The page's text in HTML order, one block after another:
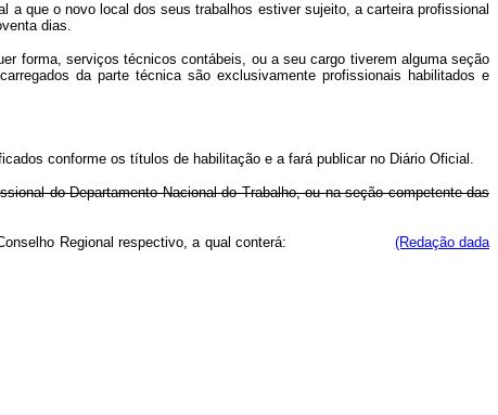
a que o novo local dos seus trabalhos estiver sujeito, a carteira profissional
dias.
forma, serviços técnicos contábeis, ou a seu cargo tiverem alguma seção
da parte técnica são exclusivamente profissionais habilitados e
conforme os títulos de habilitação e a fará publicar no Diário Oficial.
do Departamento Nacional do Trabalho, ou na seção competente das
no Conselho Regional respectivo, a qual conterá: (Redação dada